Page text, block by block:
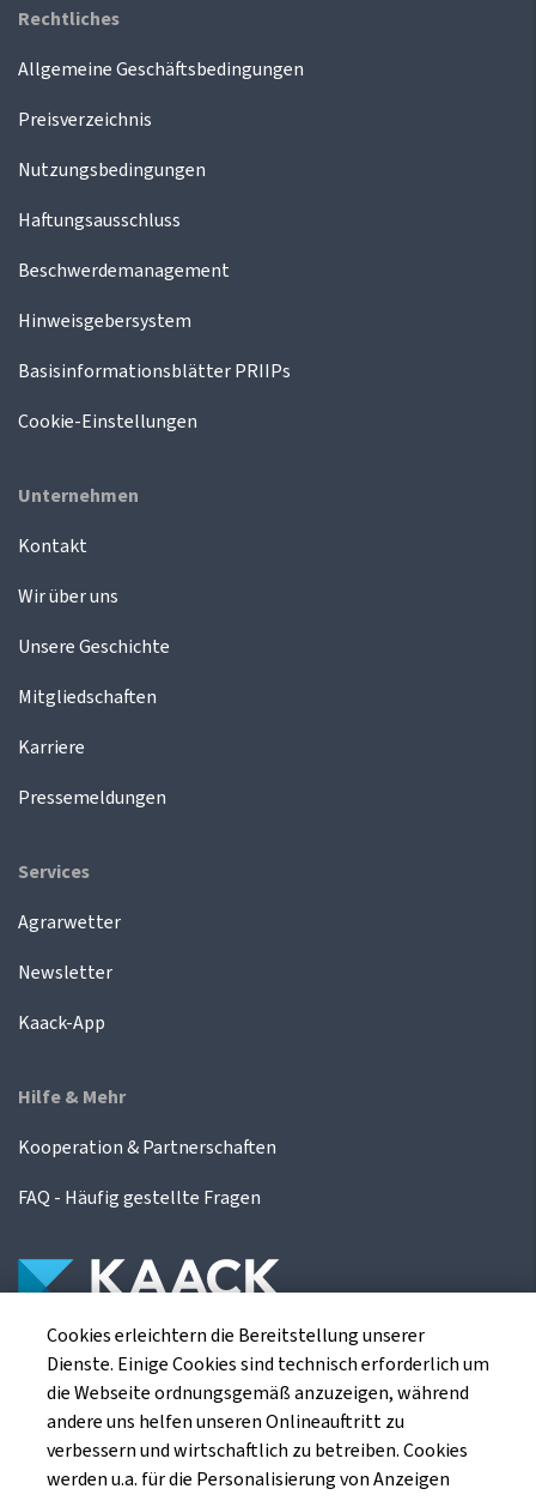
Rechtliches
Allgemeine Geschäftsbedingungen
Preisverzeichnis
Nutzungsbedingungen
Haftungsausschluss
Beschwerdemanagement
Hinweisgebersystem
Basisinformationsblätter PRIIPs
Cookie-Einstellungen
Unternehmen
Kontakt
Wir über uns
Unsere Geschichte
Mitgliedschaften
Karriere
Pressemeldungen
Services
Agrarwetter
Newsletter
Kaack-App
Hilfe & Mehr
Kooperation & Partnerschaften
FAQ - Häufig gestellte Fragen
Die Kaack Terminhandel GmbH ist ein
Finanzdienstleistungsinstitut für die europäischen
Agrarterminbörsen.
Cookies erleichtern die Bereitstellung unserer
Dienste. Einige Cookies sind technisch erforderlich um
die Webseite ordnungsgemäß anzuzeigen, während
andere uns helfen unseren Onlineauftritt zu
verbessern und wirtschaftlich zu betreiben. Cookies
werden u.a. für die Personalisierung von Anzeigen